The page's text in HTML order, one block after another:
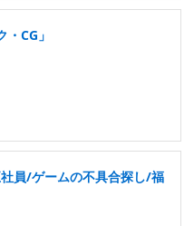
CG」
員/ゲームの不具合探し/福